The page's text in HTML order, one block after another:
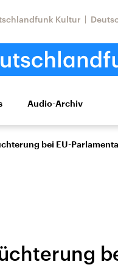
Kultur
Kultur Europa
Iran
Audio-Archiv
bei EU-